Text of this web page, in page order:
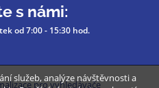
s námi:
od 7:00 - 15:30 hod.
pro vyhledávače
služeb, analýze návštěvnosti a